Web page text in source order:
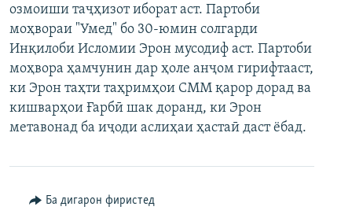
ПАЙГИРӢ КУНЕД
Ҳамаи сомонаҳои RFE/RL
озмоиши таҷҳизот иборат аст. Партоби
моҳвораи "Умед" бо 30-юмин солгарди
Инқилоби Исломии Эрон мусодиф аст. Партоби
моҳвора ҳамчунин дар ҳоле анҷом гирифтааст,
ки Эрон таҳти таҳримҳои СММ қарор дорад ва
кишварҳои Ғарбӣ шак доранд, ки Эрон
метавонад ба иҷоди аслиҳаи ҳастаӣ даст ёбад.
Ба дигарон фиристед